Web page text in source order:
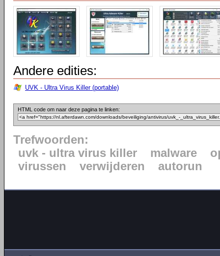
Andere edities:
UVK - Ultra Virus Killer (portable)
HTML code om naar deze pagina te linken:
Trefwoorden:
uvk - ultra virus killer
malware
virussen
verwijderen autorun